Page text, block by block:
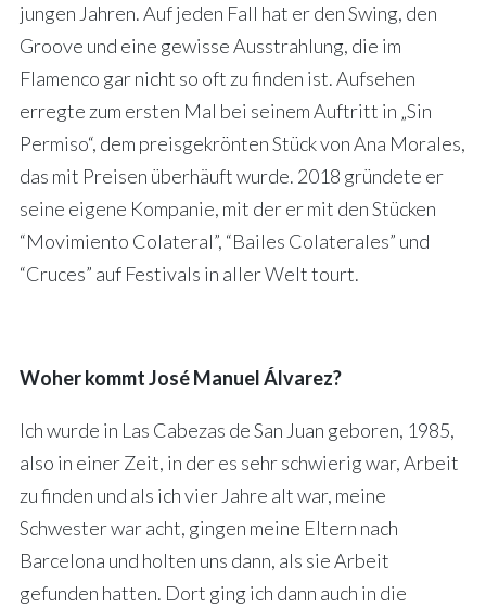
jungen Jahren. Auf jeden Fall hat er den Swing, den
Groove und eine gewisse Ausstrahlung, die im
Flamenco gar nicht so oft zu finden ist. Aufsehen
erregte zum ersten Mal bei seinem Auftritt in „Sin
Permiso“, dem preisgekrönten Stück von Ana Morales,
das mit Preisen überhäuft wurde. 2018 gründete er
seine eigene Kompanie, mit der er mit den Stücken
“Movimiento Colateral”, “Bailes Colaterales” und
“Cruces” auf Festivals in aller Welt tourt.
Woher kommt José Manuel Álvarez?
Ich wurde in Las Cabezas de San Juan geboren, 1985,
also in einer Zeit, in der es sehr schwierig war, Arbeit
zu finden und als ich vier Jahre alt war, meine
Schwester war acht, gingen meine Eltern nach
Barcelona und holten uns dann, als sie Arbeit
gefunden hatten. Dort ging ich dann auch in die